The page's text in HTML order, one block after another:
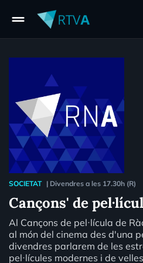
drag_handle
SOCIETAT | Divendres a les 17.30h (R)
Cançons' de
Al Cançons de pel·lícula de
al món del cinema des d'una
divendres parlarem de les
pel·lícules modernes i de